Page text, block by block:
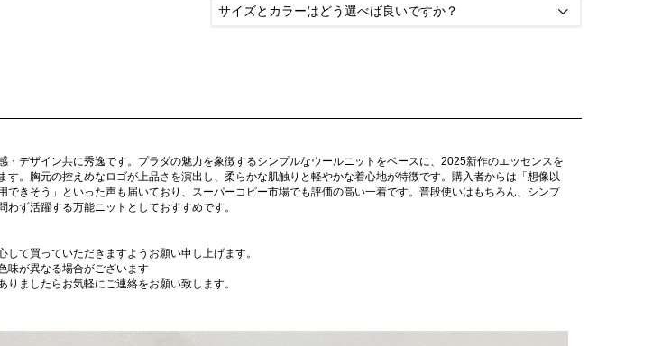
サイズとカラーはどう選べば良いですか？ 
・デザイン共に秀逸です。プラダの魅力を象徴するシンプルなウールニットをベースに、2025新作のエッセンスを
す。胸元の控えめなロゴが上品さを演出し、柔らかな肌触りと軽やかな着心地が特徴です。購入者からは「想像以
できそう」といった声も届いており、スーパーコピー市場でも評価の高い一着です。普段使いはもちろん、シンプ
ず活躍する万能ニットとしておすすめです。
て買っていただきますようお願い申し上げます。
味が異なる場合がございます
ましたらお気軽にご連絡をお願い致します。